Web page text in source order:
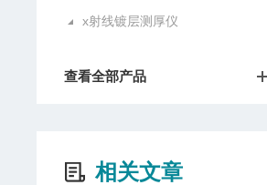
x射线镀层测厚仪
查看全部产品
相关文章